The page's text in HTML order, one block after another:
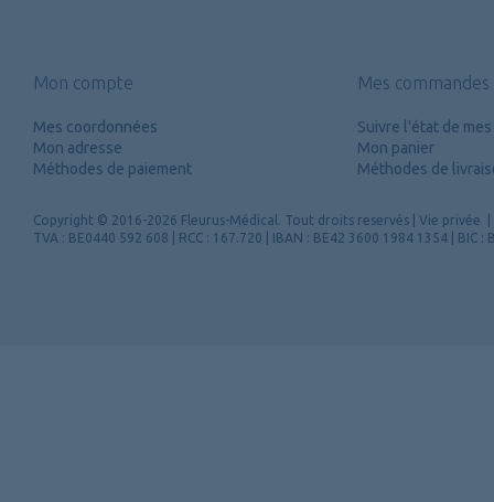
Mon compte
Mes coordonnées
Mon adresse
Méthodes de paiement
Mes commandes
Suivre l'état de
Mon panier
Méthodes de
Copyright © 2016-2026 Fleurus-Médical. Tout droits reservés Vie privée
TVA : BE0440 592 608 | RCC : 167.720 | IBAN : BE42 3600 1984 1354 | BIC :